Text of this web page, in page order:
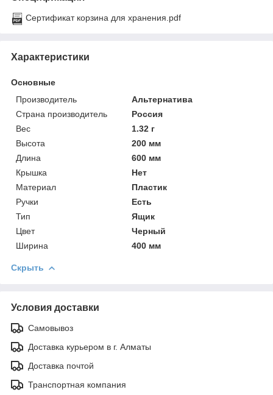
Сертификат корзина для хранения.pdf
Характеристики
Основные
Производитель
Альтернатива
Страна производитель
Россия
Вес
1.32 г
Высота
200 мм
Длина
600 мм
Крышка
Нет
Материал
Пластик
Ручки
Есть
Тип
Ящик
Цвет
Черный
Ширина
400 мм
Скрыть
Условия доставки
Самовывоз
Доставка курьером в г. Алматы
Доставка почтой
Транспортная компания